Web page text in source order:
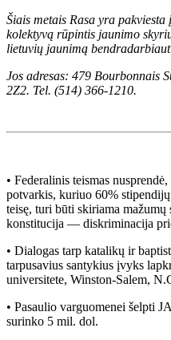
Šiais metais Rasa yra
kolektyvą rūpintis jaunimo
lietuvių jaunimą
Jos adresas: 479 Bourbonnais
2Z2. Tel. (514) 366-1210.
• Federalinis teismas
potvarkis, kuriuo 60%
teisę, turi būti skiriama mažumų
konstitucija — diskriminacija
• Dialogas tarp katalikų ir
tarpusavius santykius įvyks
universitete, Winston-Salem,
• Pasaulio varguomenei šelpti
surinko 5 mil. dol.